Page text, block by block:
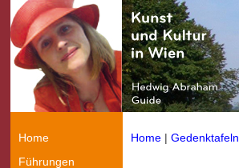
Home
Führungen
Home| Gedenktafeln